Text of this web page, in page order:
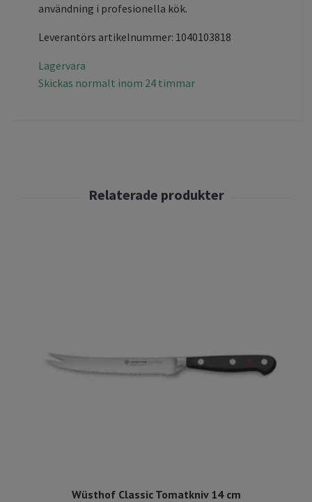
användning i profesionella kök.
Leverantörs artikelnummer: 1040103818
Lagervara
Skickas normalt inom 24 timmar
Wüsthof Classic Tomatkniv 14 cm